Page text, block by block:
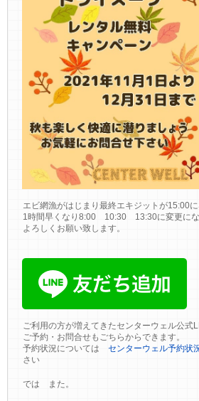
エビ網漁がはじまり最終エキジットが15:00
1時間早くなり8:00 10:30 13:30に変更にな
よろしくお願い致します。
ご利用の方が増えてきたセンターウェル公式
ご予約・お問合せもごちらからできます。
予約状況についてはセンターウェル予約状
さい
では また。